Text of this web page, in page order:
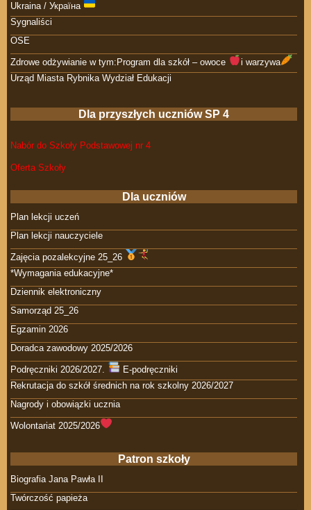
Ukraina / Україна
Sygnaliści
OSE
Zdrowe odżywianie w tym:Program dla szkół – owoce
i warzywa
Urząd Miasta Rybnika Wydział Edukacji
Dla przyszłych uczniów SP 4
Nabór do Szkoły Podstawowej nr 4
Oferta Szkoły
Dla uczniów
Plan lekcji uczeń
Plan lekcji nauczyciele
Zajęcia pozalekcyjne 25_26
*Wymagania edukacyjne*
Dziennik elektroniczny
Samorząd 25_26
Egzamin 2026
Doradca zawodowy 2025/2026
Podręczniki 2026/2027.
E-podręczniki
Rekrutacja do szkół średnich na rok szkolny 2026/2027
Nagrody i obowiązki ucznia
Wolontariat 2025/2026
Patron szkoły
Biografia Jana Pawła II
Twórczość papieża